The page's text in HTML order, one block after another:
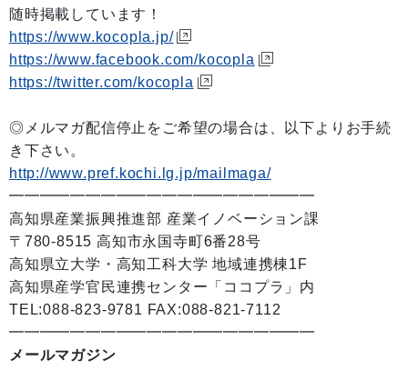
随時掲載しています！
https://www.kocopla.jp/
https://www.facebook.com/kocopla
https://twitter.com/kocopla
◎メルマガ配信停止をご希望の場合は、以下よりお手続
き下さい。
http://www.pref.kochi.lg.jp/mailmaga/
━━━━━━━━━━━━━━━━━━━━
高知県産業振興推進部 産業イノベーション課
〒780-8515 高知市永国寺町6番28号
高知県立大学・高知工科大学 地域連携棟1F
高知県産学官民連携センター「ココプラ」内
TEL:088-823-9781 FAX:088-821-7112
━━━━━━━━━━━━━━━━━━━━
メールマガジン